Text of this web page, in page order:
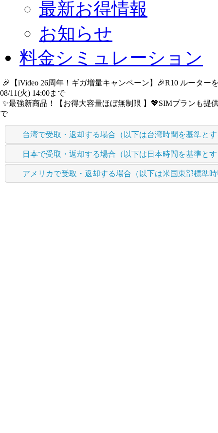
最新お得情報
お知らせ
料金シミュレーション
🎉【iVideo 26周年！ギガ増量キャンペーン】🎉R10 ルータ
08/11(火) 14:00まで
✨️最強新商品！【お得大容量ほぼ無制限 】💖SIMプランも提
で
台湾で受取・返却する場合（以下は台湾時間を基準と
日本で受取・返却する場合（以下は日本時間を基準と
アメリカで受取・返却する場合（以下は米国東部標準